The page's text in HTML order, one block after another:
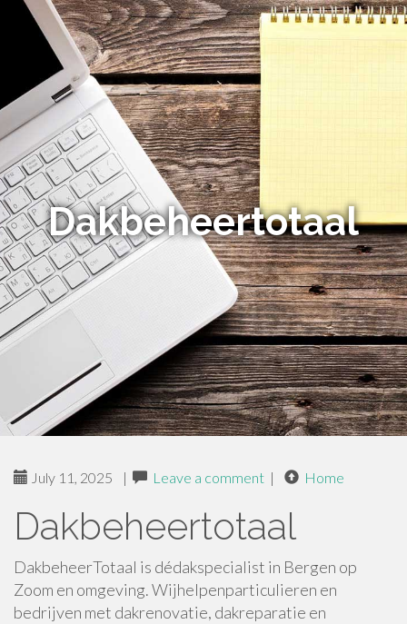
Dakbeheertotaal
July 11, 2025 | Leave a comment | Home
Dakbeheertotaal
DakbeheerTotaal is dédakspecialist in Bergen op
Zoom en omgeving. Wijhelpenparticulieren en
bedrijven met dakrenovatie, dakreparatie en